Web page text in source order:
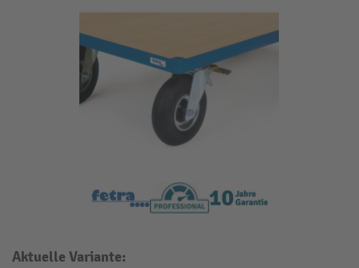
Aktuelle Variante: